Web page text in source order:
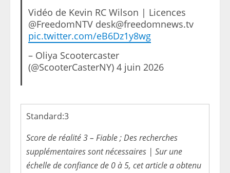
Vidéo de Kevin RC Wilson | Licences
@FreedomNTV desk@freedomnews.tv
pic.twitter.com/eB6Dz1y8wg
– Oliya Scootercaster
(@ScooterCasterNY) 4 juin 2026
Standard:3
Score de réalité 3 – Fiable ; Des recherches
supplémentaires sont nécessaires | Sur une
échelle de confiance de 0 à 5, cet article a obtenu